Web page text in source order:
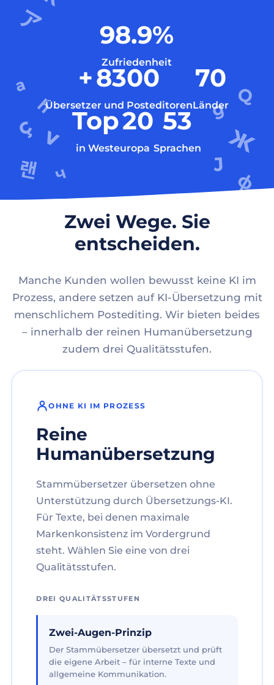
98.9%
Zufriedenheit
+8300
Übersetzer und Posteditoren
70
Länder
Top20
in Westeuropa
53
Sprachen
Zwei Wege. Sie
entscheiden.
Manche Kunden wollen bewusst keine KI im
Prozess, andere setzen auf KI-Übersetzung mit
menschlichem Postediting. Wir bieten beides
– innerhalb der reinen Humanübersetzung
zudem drei Qualitätsstufen.
OHNE KI IM PROZESS
Reine
Humanübersetzung
Stammübersetzer übersetzen ohne
Unterstützung durch Übersetzungs-KI.
Für Texte, bei denen maximale
Markenkonsistenz im Vordergrund
steht. Wählen Sie eine von drei
Qualitätsstufen.
DREI QUALITÄTSSTUFEN
Zwei-Augen-Prinzip
Der Stammübersetzer übersetzt und prüft
die eigene Arbeit – für interne Texte und
allgemeine Kommunikation.